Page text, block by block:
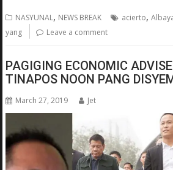
NASYUNAL, NEWS BREAK acierto,
yang Leave a comment
PAGIGING ECONOMIC
TINAPOS NOON PANG
March 27, 2019 Jet